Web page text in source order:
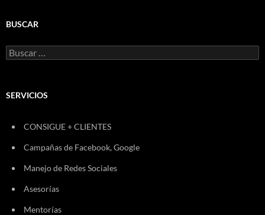
BUSCAR
Buscar:
SERVICIOS
CONSIGUE + CLIENTES
Campañas de Facebook, Google
Manejo de Redes Sociales
Asesorías
Mentorías